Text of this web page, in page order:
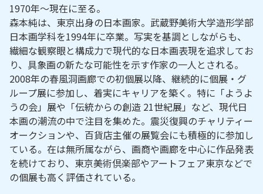
1970年～現在に至る。
森本純は、東京出身の日本画家。武蔵野美術大学造形学部
日本画学科を1994年に卒業。写実を基調としながらも、
繊細な観察眼と構成力で現代的な日本画表現を追求してお
り、具象画の新たな可能性を示す作家の一人とされる。
2008年の春風洞画廊での初個展以降、継続的に個展・グ
ループ展に参加し、着実にキャリアを築く。特に「ようよ
うの会」展や「伝統からの創造 21世紀展」など、現代日
本画の潮流の中で注目を集めた。震災復興のチャリティー
オークションや、百貨店主催の展覧会にも積極的に参加し
ている。在は無所属ながら、画商や画廊を中心に作品発表
を続けており、東京美術倶楽部やアートフェア東京などで
の個展も高く評価されている。